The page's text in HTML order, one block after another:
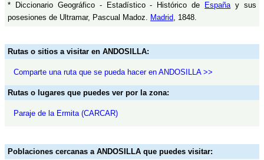
* Diccionario Geográfico - Estadístico - Histórico de
Españay sus
posesiones de Ultramar, Pascual Madoz. Madrid, 1848.
Rutas o sitios a visitar en ANDOSILLA:
Comparte una ruta que se pueda hacer en ANDOSILLA >>
Rutas o lugares que puedes ver por la zona:
Paraje de la Ermita (CARCAR)
Poblaciones cercanas a ANDOSILLA que puedes visitar: